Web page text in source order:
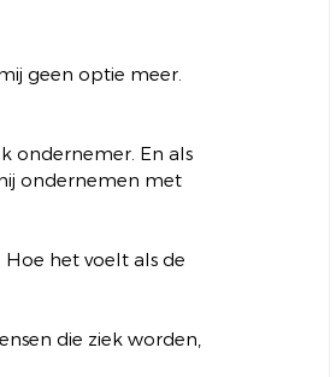
geen optie meer.
ondernemer. En als
ondernemen met
het voelt als de
die ziek worden,